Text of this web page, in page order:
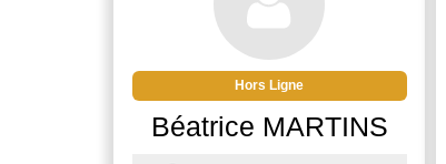
Hors Ligne
Béatrice MARTINS